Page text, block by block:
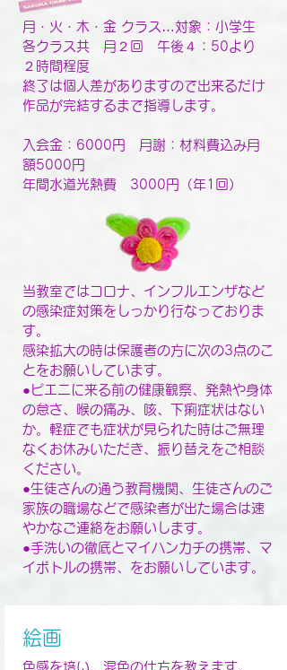
月・火・木・金 クラス…対象：小学生
各クラス共 月２回 午後４：50より
２時間程度
終了は個人差がありますので出来るだけ
作品が完結するまで指導します。
入会金：6000円 月謝：材料費込み月
額5000円
年間水道光熱費 3000円（年1回）
当教室ではコロナ、インフルエンザなど
の感染症対策をしっかり行なっておりま
す。
感染拡大の時は保護者の方に次の3点のこ
とをお願いしています。
●ピエニに来る前の健康観察、発熱や身体
の怠さ、喉の痛み、咳、下痢症状はない
か。軽症でも症状が見られた時はご無理
なくお休みいただき、振り替えをご相談
ください。
●生徒さんの通う教育機関、生徒さんのご
家族の職場などで感染者が出た場合は速
やかなご連絡をお願いします。
●手洗いの徹底とマイハンカチの携帯、マ
イボトルの携帯、をお願いしています。
絵画
色感を培い、混色の仕方を教えます。